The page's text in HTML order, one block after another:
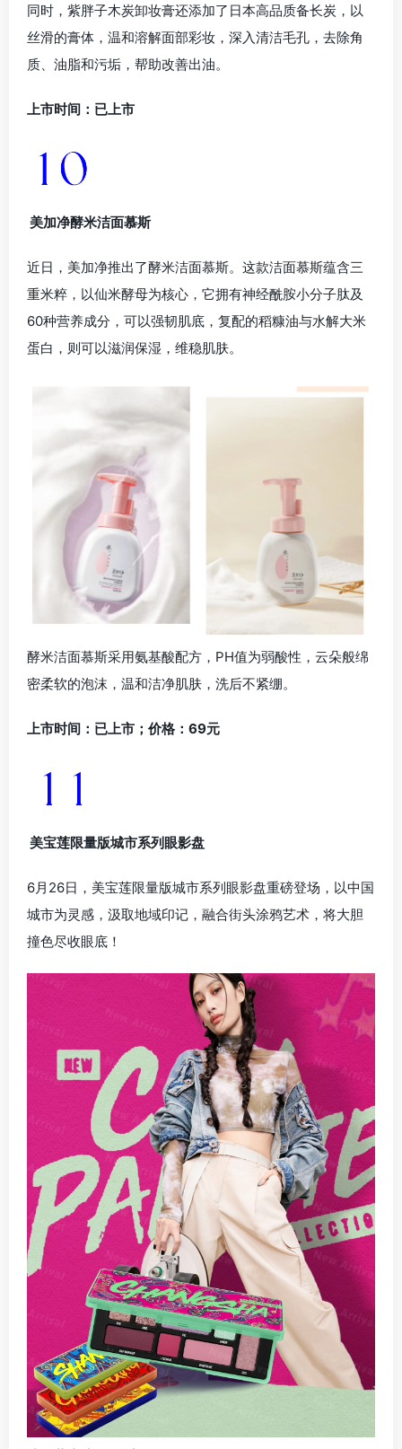
同时，紫胖子木炭卸妆膏还添加了日本高品质备长炭，以
丝滑的膏体，温和溶解面部彩妆，深入清洁毛孔，去除角
质、油脂和污垢，帮助改善出油。
上市时间：已上市
美加净酵米洁面慕斯
近日，美加净推出了酵米洁面慕斯。这款洁面慕斯蕴含三
重米粹，以仙米酵母为核心，它拥有神经酰胺小分子肽及
60种营养成分，可以强韧肌底，复配的稻糠油与水解大米
蛋白，则可以滋润保湿，维稳肌肤。
酵米洁面慕斯采用氨基酸配方，PH值为弱酸性，云朵般绵
密柔软的泡沫，温和洁净肌肤，洗后不紧绷。
上市时间：已上市；价格：69元
美宝莲限量版城市系列眼影盘
6月26日，美宝莲限量版城市系列眼影盘重磅登场，以中国
城市为灵感，汲取地域印记，融合街头涂鸦艺术，将大胆
撞色尽收眼底！